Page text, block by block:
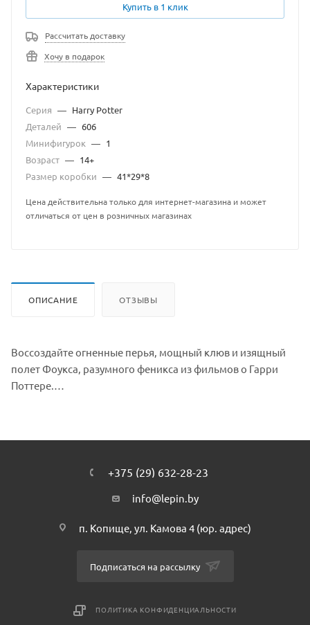
Купить в 1 клик
Рассчитать доставку
Хочу в подарок
Характеристики
Серия — Harry Potter
Деталей — 606
Минифигурок — 1
Возраст — 14+
Размер коробки — 41*29*8
Цена действительна только для интернет-магазина и может
отличаться от цен в розничных магазинах
ОПИСАНИЕ ОТЗЫВЫ
Воссоздайте огненные перья, мощный клюв и изящный
полет Фоукса, разумного феникса из фильмов о Гарри
Поттере.
+375 (29) 632-28-23
info@lepin.by
п. Копище, ул. Камова 4 (юр. адрес)
Подписаться на рассылку
ПОЛИТИКА КОНФИДЕНЦИАЛЬНОСТИ